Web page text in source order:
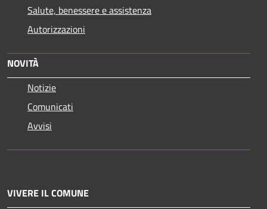
Salute, benessere e assistenza
Autorizzazioni
NOVITÀ
Notizie
Comunicati
Avvisi
VIVERE IL COMUNE